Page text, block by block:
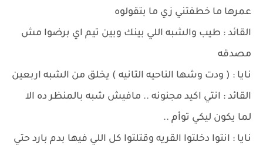
عمرها ما خطفتني زي ما بتقولوه
القائد : طيب والشبه اللي بينك وبين تيم اي برضوا مش
مصدقه
نايا : ( ودت وشها الناحيه التانيه ) يخلق من الشبه اربعين
القائد : انتي اكيد مجنونه .. مافيش شبه بالمنظر ده الا
لما يكون ليكي توأم ..
نايا : انتوا دخلتوا القريه وقتلتوا كل اللي فيها بدم بارد حتي